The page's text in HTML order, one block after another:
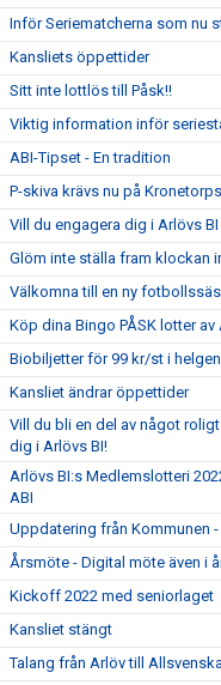
Inför Seriematcherna som nu
Kansliets öppettider
Sitt inte lottlös till Påsk!!
Viktig information inför
ABI-Tipset - En tradition
P-skiva krävs nu på
Vill du engagera dig i Arlövs BI
Glöm inte ställa fram klockan
Välkomna till en ny
Köp dina Bingo PÅSK lotter av
Biobiljetter för 99 kr/st i
Kansliet ändrar öppettider
Vill du bli en del av något
dig i Arlövs BI!
Arlövs BI:s Medlemslotteri
ABI
Uppdatering från Kommunen
Årsmöte - Digital möte även i
Kickoff 2022 med seniorlaget
Kansliet stängt
Talang från Arlöv till